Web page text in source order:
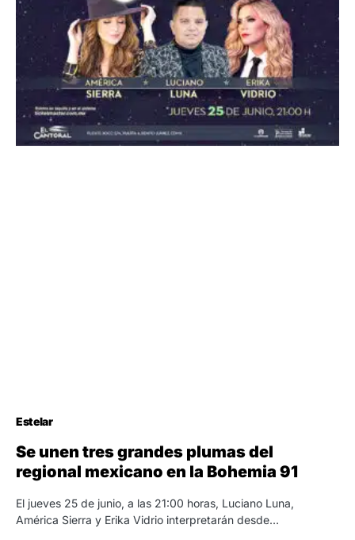
Estelar
Se unen tres grandes plumas del
regional mexicano en la Bohemia 91
El jueves 25 de junio, a las 21:00 horas, Luciano Luna,
América Sierra y Erika Vidrio interpretarán desde…